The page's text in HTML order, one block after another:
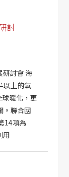
討
研討會 海
以上的氧
暖化，更
。聯合國
14項為
用